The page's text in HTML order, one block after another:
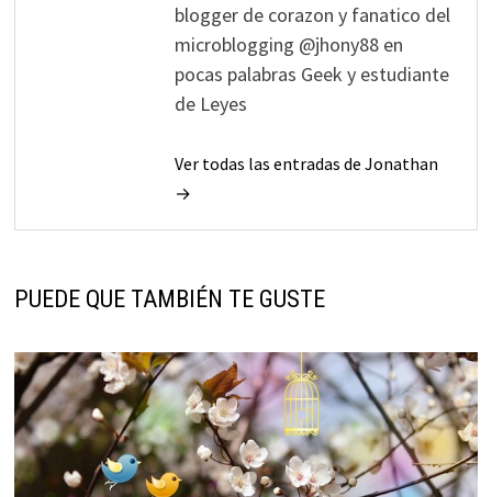
blogger de corazon y fanatico del
microblogging @jhony88 en
pocas palabras Geek y estudiante
de Leyes
Ver todas las entradas de Jonathan
→
PUEDE QUE TAMBIÉN TE GUSTE